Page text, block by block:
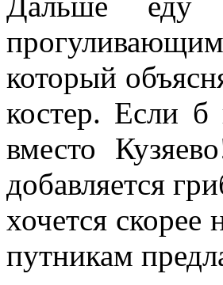
который
костер. Если
вместо
добавляется
хочется
путникам